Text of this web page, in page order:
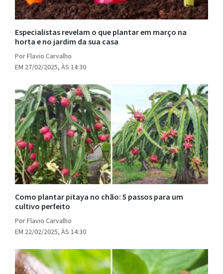
Especialistas revelam o que plantar em março na
horta e no jardim da sua casa
Por Flavio Carvalho
EM 27/02/2025, ÀS 14:30
Como plantar pitaya no chão: 5 passos para um
cultivo perfeito
Por Flavio Carvalho
EM 22/02/2025, ÀS 14:30